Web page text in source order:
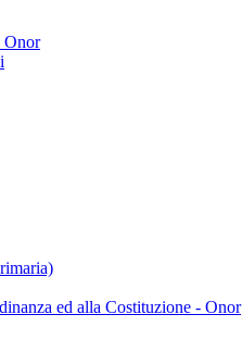
Onor
ed alla Costituzione - Onor